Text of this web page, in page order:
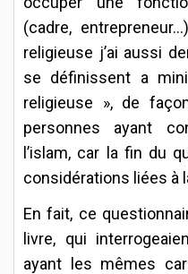
(cadre,
religieuse j’ai aussi
se définissent a
religieuse », de
personnes ayant
l’islam, car la fin du
considérations liées à
En fait, ce
livre, qui
ayant les mêmes